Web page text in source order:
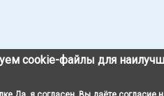
cookie-файлы для